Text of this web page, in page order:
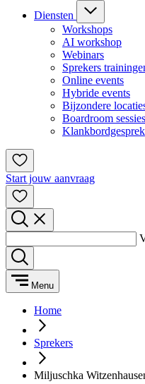
Diensten
Workshops
AI workshop
Webinars
Sprekers
Online events
Hybride events
Bijzondere
Boardroom sessies
Klankbordgesprek
Start jouw aanvraag
Menu
Home
Sprekers
Miljuschka